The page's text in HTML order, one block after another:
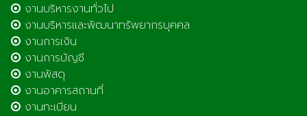
งานบริหารงานทั่วไป
งานบริหารและพัฒนาทรัพยากรบุคคล
งานการเงิน
งานการบัญชี
งานพัสดุ
งานอาคารสถานที่
งานทะเบียน